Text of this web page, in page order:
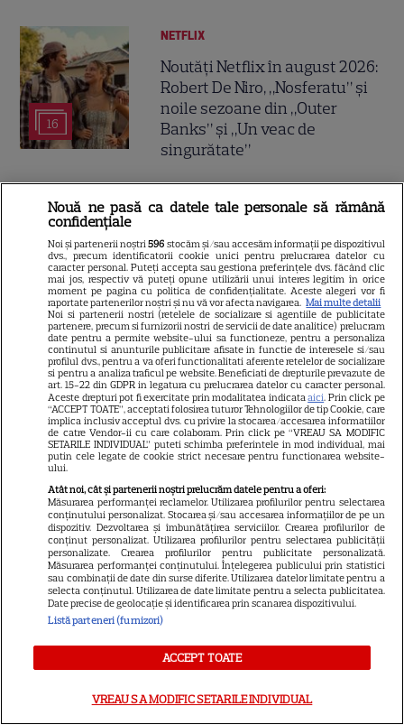
16
NETFLIX
Noutăți Netflix în august 2026:
Robert De Niro, „Nosferatu” și
noile sezoane din „Outer
Banks” și „Un veac de
singurătate”
14
Inelelor” a fost nevoit să își
vândă casa din cauza
salariului mic: Câți bani a
primit de fapt
14
VEDETE STRĂINE
Elon Musk, atac la adresa
regizorului premiat cu Oscar
care a realizat documentarul
despre viața sa. Filmul are 232
3
VEDETE STRĂINE
Marvel are un nou Black
Panther. David Jonsson preia
moștenirea lui Chadwick
Boseman
VEDETE STRĂINE
Ryan Gosling este noul Ghost
Nouă ne pasă ca datele tale personale să rămână
confidențiale
Noi și partenerii noștri596 stocăm și/sau accesăm informații pe dispozitivul
dvs., precum identificatorii cookie unici pentru prelucrarea datelor cu
caracter personal. Puteți accepta sau gestiona preferințele dvs. făcând clic
mai jos, respectiv vă puteți opune utilizării unui interes legitim în orice
moment pe pagina cu politica de confidențialitate. Aceste alegeri vor fi
raportate partenerilor noștri și nu vă vor afecta navigarea. Mai multe detalii
Noi si partenerii nostri (retelele de socializare si agentiile de publicitate
partenere, precum si furnizorii nostri de servicii de date analitice) prelucram
date pentru a permite website-ului sa functioneze, pentru a personaliza
continutul si anunturile publicitare afisate in functie de interesele si/sau
profilul dvs., pentru a va oferi functionalitati aferente retelelor de socializare
si pentru a analiza traficul pe website. Beneficiati de drepturile prevazute de
art. 15-22 din GDPR in legatura cu prelucrarea datelor cu caracter personal.
Aceste drepturi pot fi exercitate prin modalitatea indicataaici. Prin click pe
“ACCEPT TOATE”, acceptati folosirea tuturor Tehnologiilor de tip Cookie, care
implica inclusiv acceptul dvs. cu privire la stocarea/accesarea informatiilor
de catre Vendor-ii cu care colaboram. Prin click pe “VREAU SA MODIFIC
SETARILE INDIVIDUAL” puteti schimba preferintele in mod individual, mai
putin cele legate de cookie strict necesare pentru functionarea website-
ului.
Atât noi, cât și partenerii noștri prelucrăm datele pentru a oferi:
Măsurarea performanței reclamelor. Utilizarea profilurilor pentru selectarea
conținutului personalizat. Stocarea și/sau accesarea informațiilor de pe un
dispozitiv. Dezvoltarea și îmbunătățirea serviciilor. Crearea profilurilor de
conținut personalizat. Utilizarea profilurilor pentru selectarea publicității
personalizate. Crearea profilurilor pentru publicitate personalizată.
Măsurarea performanței conținutului. Înțelegerea publicului prin statistici
sau combinații de date din surse diferite. Utilizarea datelor limitate pentru a
selecta conținutul. Utilizarea de date limitate pentru a selecta publicitatea.
Date precise de geolocație și identificarea prin scanarea dispozitivului.
Listă parteneri (furnizori)
ACCEPT TOATE
VREAU SA MODIFIC SETARILE INDIVIDUAL